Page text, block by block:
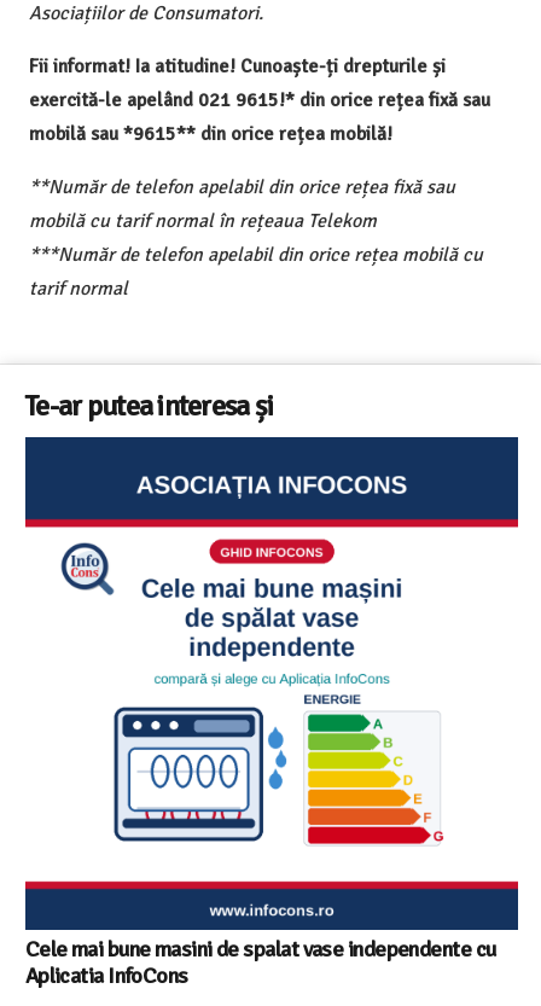
Asociațiilor de Consumatori.
Fii informat! Ia atitudine! Cunoaște-ți drepturile și
exercită-le apelând 021 9615!* din orice rețea fixă sau
mobilă sau *9615** din orice rețea mobilă!
**Număr de telefon apelabil din orice rețea fixă sau
mobilă cu tarif normal în rețeaua Telekom
***Număr de telefon apelabil din orice rețea mobilă cu
tarif normal
Te-ar putea interesa și
Cele mai bune masini de spalat vase independente cu
Aplicatia InfoCons